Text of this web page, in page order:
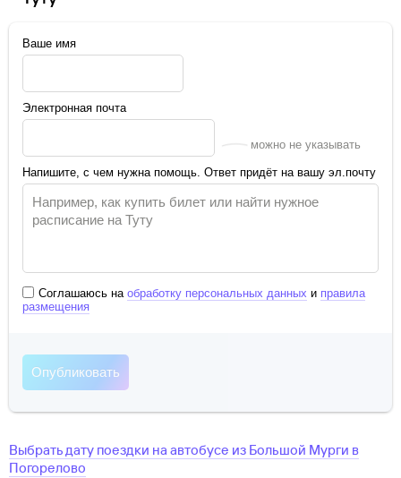
Ваше имя
Электронная почта
можно не указывать
Напишите, с чем нужна помощь. Ответ придёт на вашу эл.почту
Соглашаюсь на обработку персональных данных и правила
размещения
Выбрать дату поездки на автобусе из Большой Мурги в
Погорелово